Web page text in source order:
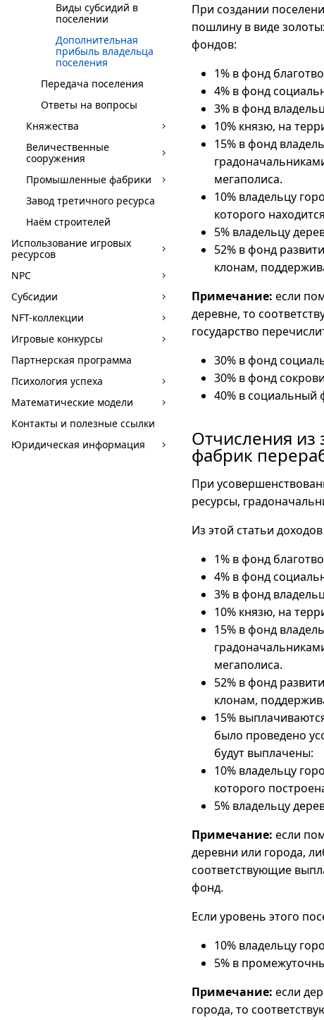
Виды субсидий в
поселении
Дополнительная
прибыль владельца
поселения
Передача поселения
Ответы на вопросы
Княжества
Величественные
сооружения
Промышленные фабрики
Завод третичного ресурса
Наём строителей
Использование игровых
ресурсов
NPC
Субсидии
NFT-коллекции
Игровые конкурсы
Партнерская программа
Психология успеха
Математические модели
Контакты и полезные ссылки
Юридическая информация
При создании
пошлину в виде
фондов:
1% в фонд
4% в фонд
3% в фонд
10% князю, на
15% в фонд
мегаполиса.
10% владельцу
которого
5% владельцу
52% в фонд
клонам,
Примечание: если
деревне, то
государство
30% в фонд
30% в фонд
40% в социальный
Отчисления из
фабрик
При
ресурсы,
Из этой статьи
1% в фонд
4% в фонд
3% в фонд
10% князю, на
15% в фонд
мегаполиса.
52% в фонд
клонам,
15%
было проведено
будут выплачены:
10% владельцу
которого
5% владельцу
Примечание: если
деревни или города,
соответствующие
фонд.
Если уровень этого
10% владельцу
5% в
Примечание: если
города, то